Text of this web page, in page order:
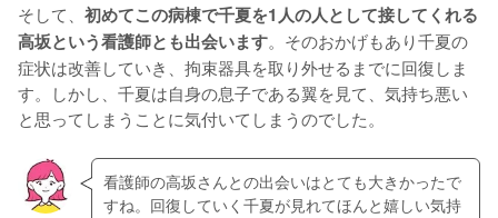
そして、 初めてこの病棟で千夏を1人の人として接してくれる
高坂という看護師とも出会います。そのおかげもあり千夏の
症状は改善していき、拘束器具を取り外せるまでに回復しま
す。しかし、千夏は自身の息子である翼を見て、気持ち悪い
と思ってしまうことに気付いてしまうのでした。
看護師の高坂さんとの出会いはとても大きかったで
すね。回復していく千夏が見れてほんと嬉しい気持